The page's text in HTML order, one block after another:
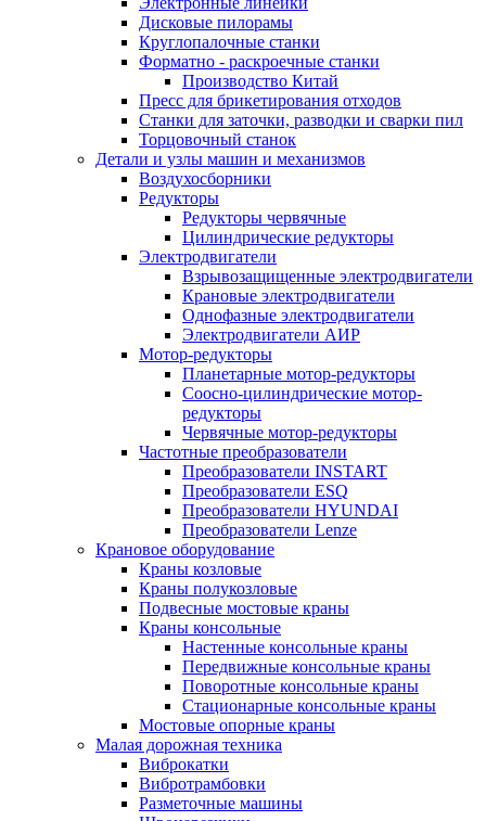
Дисковые пилорамы
Круглопалочные станки
Форматно - раскроечные станки
Производство Китай
Пресс для брикетирования отходов
Станки для заточки, разводки и сварки пил
Торцовочный станок
Детали и узлы машин и механизмов
Воздухосборники
Редукторы
Редукторы червячные
Цилиндрические редукторы
Электродвигатели
Взрывозащищенные электродвигатели
Крановые электродвигатели
Однофазные электродвигатели
Электродвигатели АИР
Мотор-редукторы
Планетарные мотор-редукторы
Соосно-цилиндрические мотор-
редукторы
Червячные мотор-редукторы
Частотные преобразователи
Преобразователи INSTART
Преобразователи ESQ
Преобразователи HYUNDAI
Преобразователи Lenze
Крановое оборудование
Краны козловые
Краны полукозловые
Подвесные мостовые краны
Краны консольные
Настенные консольные краны
Передвижные консольные краны
Поворотные консольные краны
Стационарные консольные краны
Мостовые опорные краны
Малая дорожная техника
Виброкатки
Вибротрамбовки
Разметочные машины